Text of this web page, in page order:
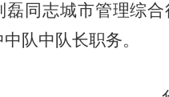
磊同志城市管理综合
队中队长职务。